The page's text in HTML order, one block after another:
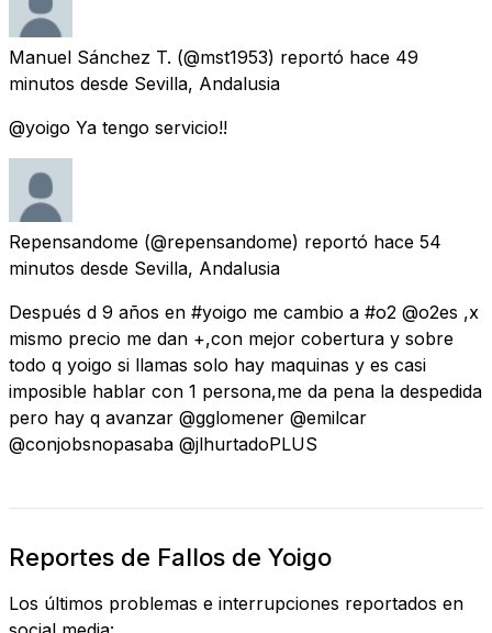
Manuel Sánchez T. (@mst1953) reportó hace 49
minutos desde Sevilla, Andalusia
@yoigo Ya tengo servicio!!
Repensandome (@repensandome) reportó hace 54
minutos desde Sevilla, Andalusia
Después d 9 años en #yoigo me cambio a #o2 @o2es ,x
mismo precio me dan +,con mejor cobertura y sobre
todo q yoigo si llamas solo hay maquinas y es casi
imposible hablar con 1 persona,me da pena la despedida
pero hay q avanzar @gglomener @emilcar
@conjobsnopasaba @jlhurtadoPLUS
Reportes de Fallos de Yoigo
Los últimos problemas e interrupciones reportados en